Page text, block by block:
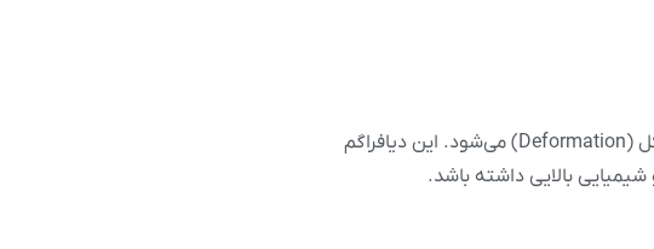
است که بسته به میزان فشار اعمال‌شده، دچار تغییر شکل (Deformation) می‌شود. این دیافراگم
بالایی داشته باشد.